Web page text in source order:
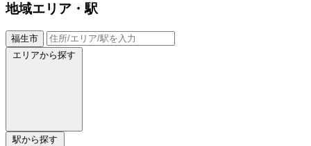
地域エリア・駅
福生市
エリアから探す
駅から探す